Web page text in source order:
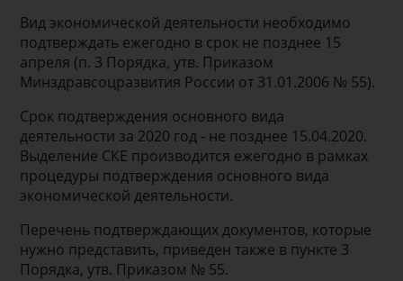
Вид экономической деятельности необходимо
подтверждать ежегодно в срок не позднее 15
апреля (п. 3 Порядка, утв. Приказом
Минздравсоцразвития России от 31.01.2006 № 55).
Срок подтверждения основного вида
деятельности за 2020 год - не позднее 15.04.2020.
Выделение СКЕ производится ежегодно в рамках
процедуры подтверждения основного вида
экономической деятельности.
Перечень подтверждающих документов, которые
нужно представить, приведен также в пункте 3
Порядка, утв. Приказом № 55.